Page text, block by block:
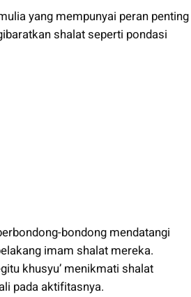
yang mempunyai peran penting
shalat seperti pondasi
bondong mendatangi
imam shalat mereka.
khusyu’ menikmati shalat
pada aktifitasnya.